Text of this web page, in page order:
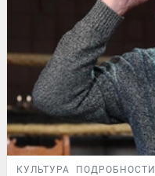
КУЛЬТУРА ПОДРОБНОСТИ